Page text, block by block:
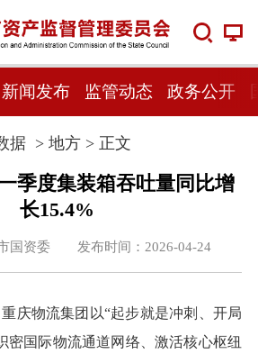
新闻发布 监管动态 政务公开
据> 地方> 正文
季度集装箱吞吐量同比增
长15.4%
国资委 发布时间：2026-04-24
庆物流集团以“起步就是冲刺、开局
密国际物流通道网络、激活核心枢纽